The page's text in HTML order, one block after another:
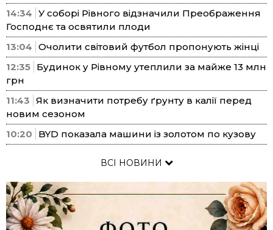
14:34 У соборі Рівного відзначили Преображення
Господнє та освятили плоди
13:04 Очолити світовий футбол пропонують жінці
12:35 Будинок у Рівному утеплили за майже 13 млн
грн
11:43 Як визначити потребу ґрунту в калії перед
новим сезоном
10:20
BYD показала машини із золотом по кузову
ВСІ НОВИНИ